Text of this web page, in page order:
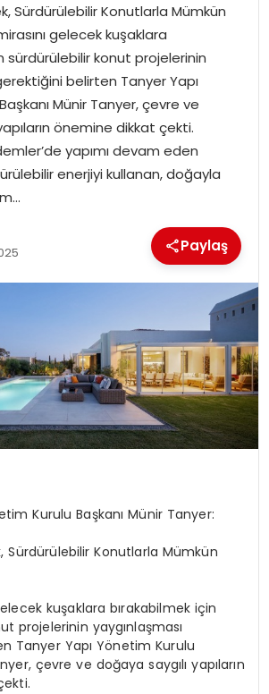
Sürdürülebilir Konutlarla Mümkün
gelecek kuşaklara
sürdürülebilir konut projelerinin
belirten Tanyer Yapı
Münir Tanyer, çevre ve
önemine dikkat çekti.
yapımı devam eden
enerjiyi kullanan, doğayla
Paylaş
Kurulu Başkanı Münir Tanyer:
Sürdürülebilir Konutlarla Mümkün
kuşaklara bırakabilmek için
projelerinin yaygınlaşması
Tanyer Yapı Yönetim Kurulu
çevre ve doğaya saygılı yapıların